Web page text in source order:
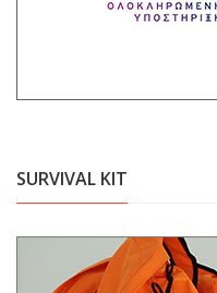
SURVIVAL KIT